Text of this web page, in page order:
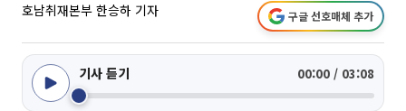
호남취재본부 한승하 기자 구글 선호매체 추가
기사 듣기 00:00 / 03:08